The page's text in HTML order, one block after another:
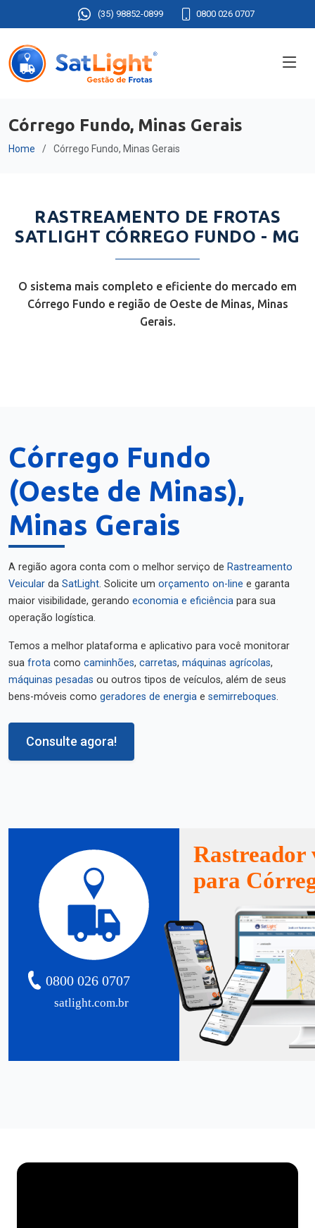
(35) 98852-0899 0800 026 0707
Córrego Fundo, Minas Gerais
Home Córrego Fundo, Minas Gerais
RASTREAMENTO DE FROTAS
SATLIGHT CÓRREGO FUNDO - MG
O sistema mais completo e eficiente do mercado em
Córrego Fundo e região de Oeste de Minas, Minas
Gerais.
Córrego Fundo
(Oeste de Minas),
Minas Gerais
A região agora conta com o melhor serviço de Rastreamento
Veicular da SatLight. Solicite um orçamento on-line e garanta
maior visibilidade, gerando economia e eficiência para sua
operação logística.
Temos a melhor plataforma e aplicativo para você monitorar
sua frota como caminhões, carretas, máquinas agrícolas,
máquinas pesadas ou outros tipos de veículos, além de seus
bens-móveis como geradores de energia e semirreboques.
Consulte agora!
satlight.com.br
0800 026 0707
Rastreador
para